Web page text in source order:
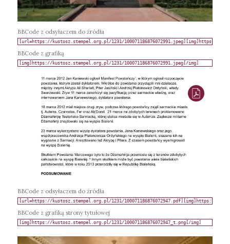
BBCode z odsyłaczem do źródła
BBCode z grafiką
BBCode z odsyłaczem do źródła
BBCode z grafiką strony tytułowej